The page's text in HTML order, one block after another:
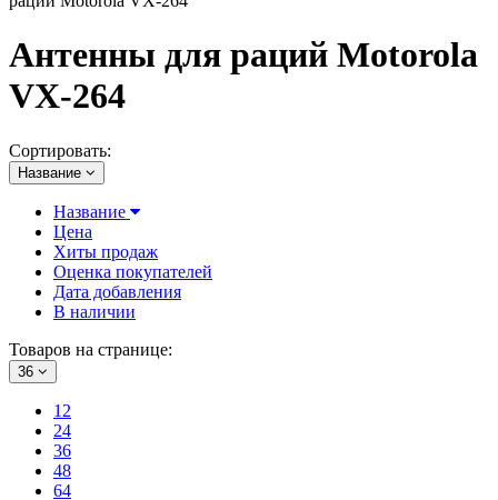
Антенны для раций Motorola
VX-264
Сортировать:
Название
Название
Цена
Хиты продаж
Оценка покупателей
Дата добавления
В наличии
Товаров на странице:
36
12
24
36
48
64